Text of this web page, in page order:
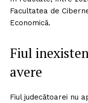
Facultatea de
Economică.
Fiul
avere
Fiul judecătoarei nu